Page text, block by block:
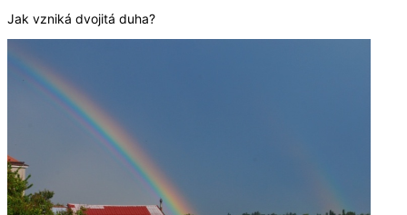
Jak vzniká dvojitá duha?